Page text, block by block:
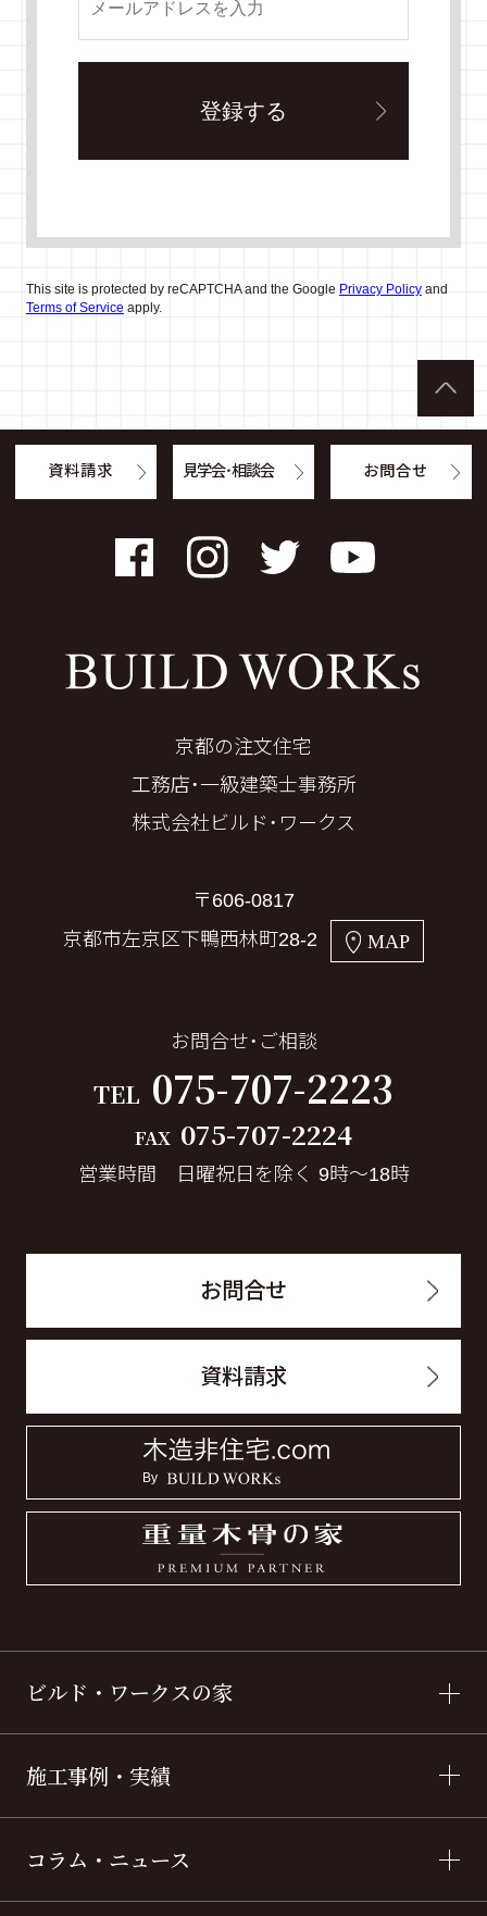
This site is protected by reCAPTCHA and the Google Privacy Policyand
Terms of Service apply.
FacebookInstagramTwitter YouTube
京都の注文住宅
工務店・一級建築士事務所
株式会社ビルド・ワークス
〒606-0817
京都市左京区下鴨西林町28-2
MAP
お問合せ・ご相談
TEL 075-707-2223
FAX 075-707-2224
営業時間 日曜祝日を除く 9時～18時
お問合せ
資料請求
ビルド・ワークスの家
施工事例・実績
コラム・ニュース
資料請求 見学会・相談会 お問合せ